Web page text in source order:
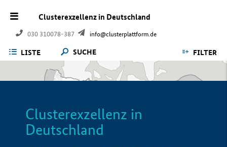
Clusterexzellenz in Deutschland
030 310078-387 info@clusterplattform.de
LISTE SUCHE FILTER
Clusterexzellenz in
Deutschland